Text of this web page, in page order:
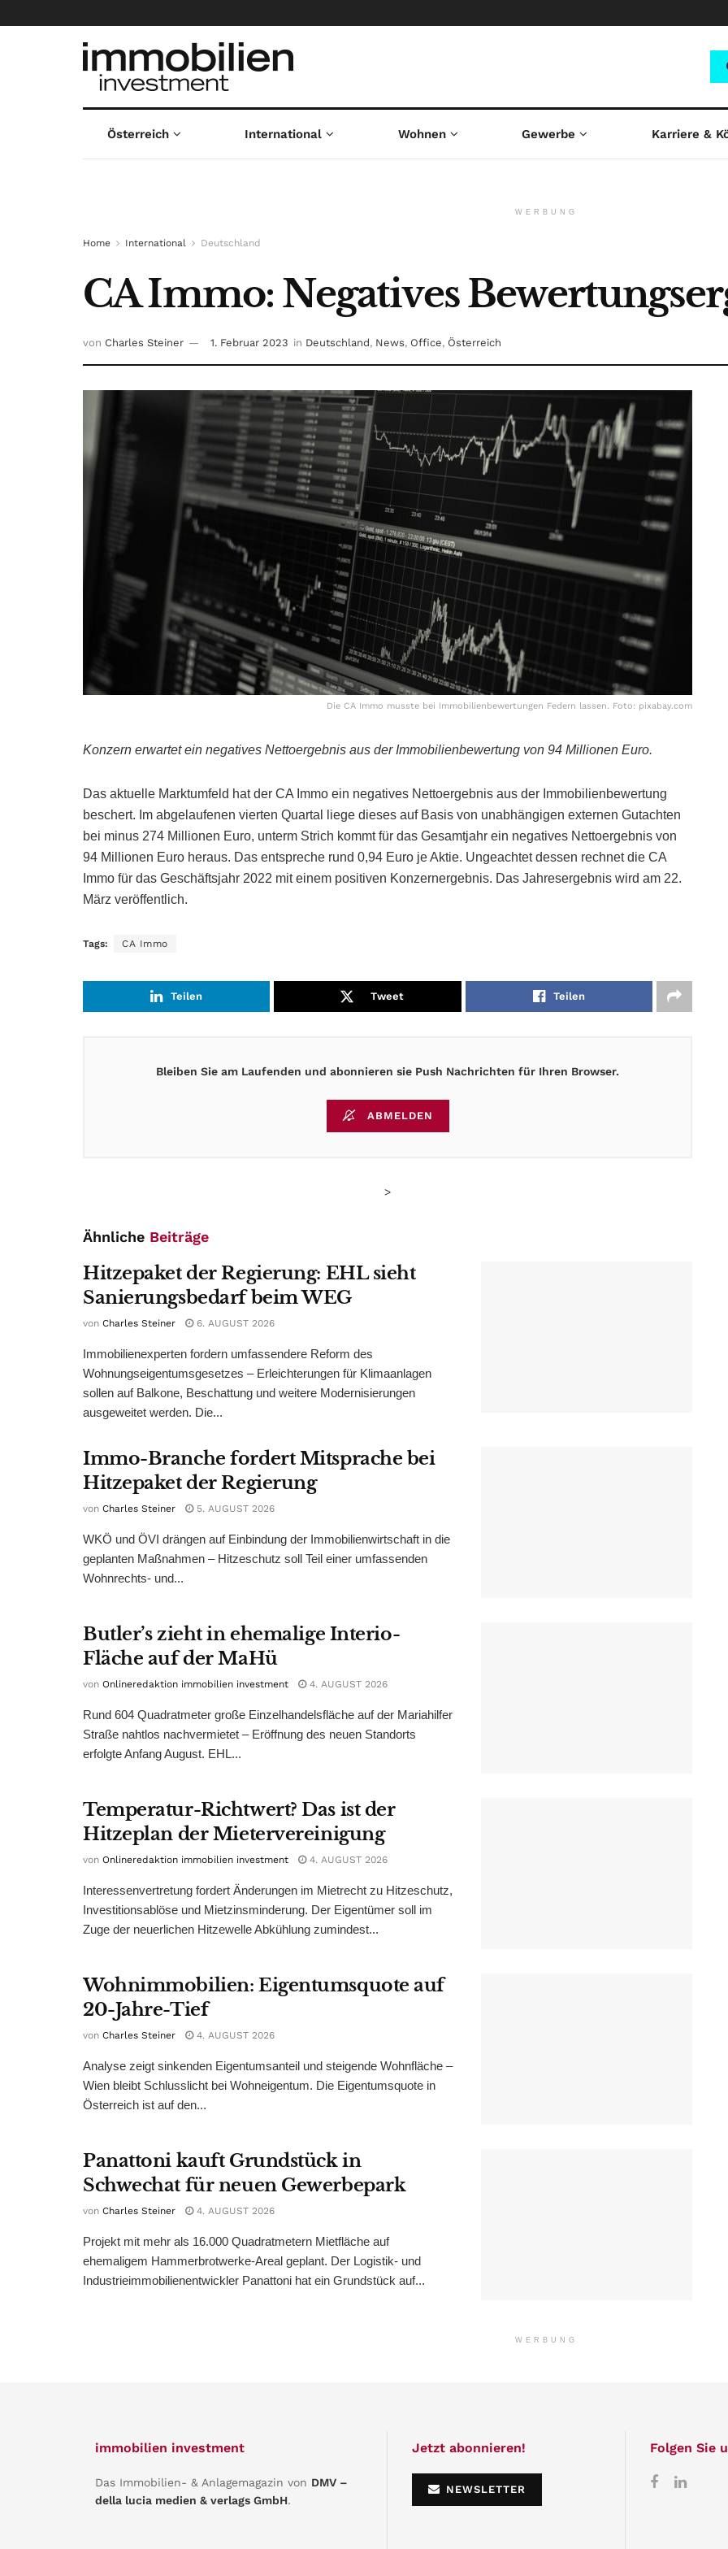
Österreich International Wohnen Gewerbe Karriere &
WERBUNG
Home International Deutschland
CA Immo: Negatives
von Charles Steiner 1. Februar 2023 in Deutschland, News, Office, Österreich
Die CA Immo musste bei Immobilienbewertungen Federn lassen. Foto: pixabay.com
Konzern erwartet ein negatives Nettoergebnis aus der Immobilienbewertung von 94 Millionen Euro.
Das aktuelle Marktumfeld hat der CA Immo ein negatives Nettoergebnis aus der Immobilienbewertung
beschert. Im abgelaufenen vierten Quartal liege dieses auf Basis von unabhängigen externen Gutachten
bei minus 274 Millionen Euro, unterm Strich kommt für das Gesamtjahr ein negatives Nettoergebnis von
94 Millionen Euro heraus. Das entspreche rund 0,94 Euro je Aktie. Ungeachtet dessen rechnet die CA
Immo für das Geschäftsjahr 2022 mit einem positiven Konzernergebnis. Das Jahresergebnis wird am 22.
März veröffentlich.
Tags: CA Immo
Teilen Tweet Teilen
Bleiben Sie am Laufenden und abonnieren sie Push Nachrichten für Ihren Browser.
ABMELDEN
>
Ähnliche Beiträge
Hitzepaket der Regierung: EHL sieht
Sanierungsbedarf beim WEG
von Charles Steiner 6. AUGUST 2026
Immobilienexperten fordern umfassendere Reform des
Wohnungseigentumsgesetzes – Erleichterungen für Klimaanlagen
sollen auf Balkone, Beschattung und weitere Modernisierungen
ausgeweitet werden. Die...
Immo-Branche fordert Mitsprache bei
Hitzepaket der Regierung
von Charles Steiner 5. AUGUST 2026
WKÖ und ÖVI drängen auf Einbindung der Immobilienwirtschaft in die
geplanten Maßnahmen – Hitzeschutz soll Teil einer umfassenden
Wohnrechts- und...
Butler’s zieht in ehemalige Interio-
Fläche auf der MaHü
von Onlineredaktion immobilien investment 4. AUGUST 2026
Rund 604 Quadratmeter große Einzelhandelsfläche auf der Mariahilfer
Straße nahtlos nachvermietet – Eröffnung des neuen Standorts
erfolgte Anfang August. EHL...
Temperatur-Richtwert? Das ist der
Hitzeplan der Mietervereinigung
von Onlineredaktion immobilien investment 4. AUGUST 2026
Interessenvertretung fordert Änderungen im Mietrecht zu Hitzeschutz,
Investitionsablöse und Mietzinsminderung. Der Eigentümer soll im
Zuge der neuerlichen Hitzewelle Abkühlung zumindest...
Wohnimmobilien: Eigentumsquote auf
20-Jahre-Tief
von Charles Steiner 4. AUGUST 2026
Analyse zeigt sinkenden Eigentumsanteil und steigende Wohnfläche –
Wien bleibt Schlusslicht bei Wohneigentum. Die Eigentumsquote in
Österreich ist auf den...
Panattoni kauft Grundstück in
Schwechat für neuen Gewerbepark
von Charles Steiner 4. AUGUST 2026
Projekt mit mehr als 16.000 Quadratmetern Mietfläche auf
ehemaligem Hammerbrotwerke-Areal geplant. Der Logistik- und
Industrieimmobilienentwickler Panattoni hat ein Grundstück auf...
WERBUNG
immobilien investment
Das Immobilien- & Anlagemagazin von DMV –
della lucia medien & verlags GmbH.
Jetzt abonnieren!
NEWSLETTER
Folgen Sie